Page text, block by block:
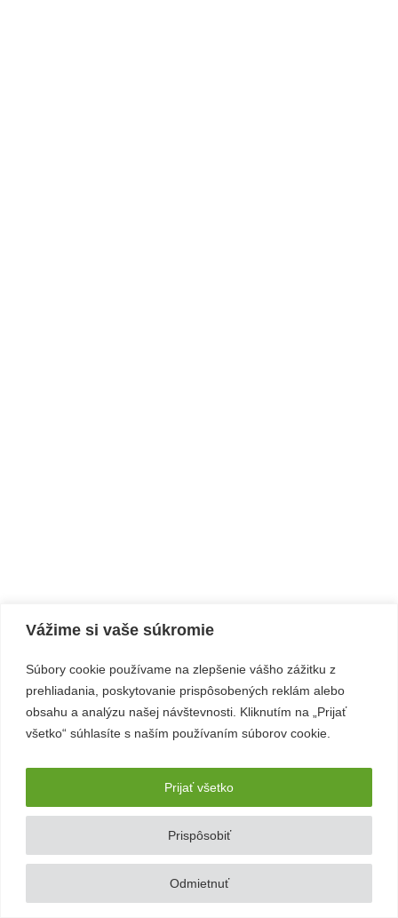
Vážime si vaše súkromie
Súbory cookie používame na zlepšenie vášho zážitku z
prehliadania, poskytovanie prispôsobených reklám alebo
obsahu a analýzu našej návštevnosti. Kliknutím na „Prijať
všetko“ súhlasíte s naším používaním súborov cookie.
Prispôsobiť
Odmietnuť
Prijať všetko